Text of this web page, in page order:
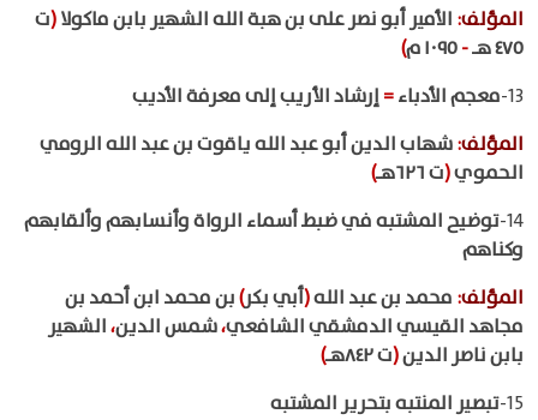
المؤلف: الأمير أبو نصر على بن هبة الله الشهير بابن ماكولا(ت
٤٧٥ هـ
-
)
13- معجم الأدباء=إرشاد الأريب إلى معرفة الأديب
المؤلف:شهاب الدين أبو عبد الله ياقوت بن عبد الله الرومي
الحموي(ت ٦٢٦هـ
)
14- توضيح المشتبه في ضبط أسماء الرواة وأنسابهم وألقابهم
وكناهم
المؤلف: محمد بن عبد الله(أبي بكر)بن محمد ابن أحمد بن
مجاهد القيسي الدمشقي الشافعي،شمس الدين،الشهير
بابن ناصر الدين(ت ٨٤٢هـ
)
15- تبصير المنتبه بتحرير المشتبه